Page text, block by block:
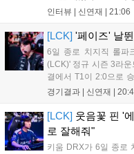
를 잡아내며 기세를 끌
"오늘 져서 너무 아쉽다
인터뷰 | 신연재 21:06
[LCK] '페이즈' 날
6일 종로 치지직 롤파
(LCK)' 정규 시즌 3라
결에서 T1이 2:0으로
우승을 기점으로 파죽
T1은 첫 드래곤을 두드
경기결과 | 신연재
[LCK] 웃음꽃 핀 '
로 잘해줘"
키움 DRX가 6일 종로